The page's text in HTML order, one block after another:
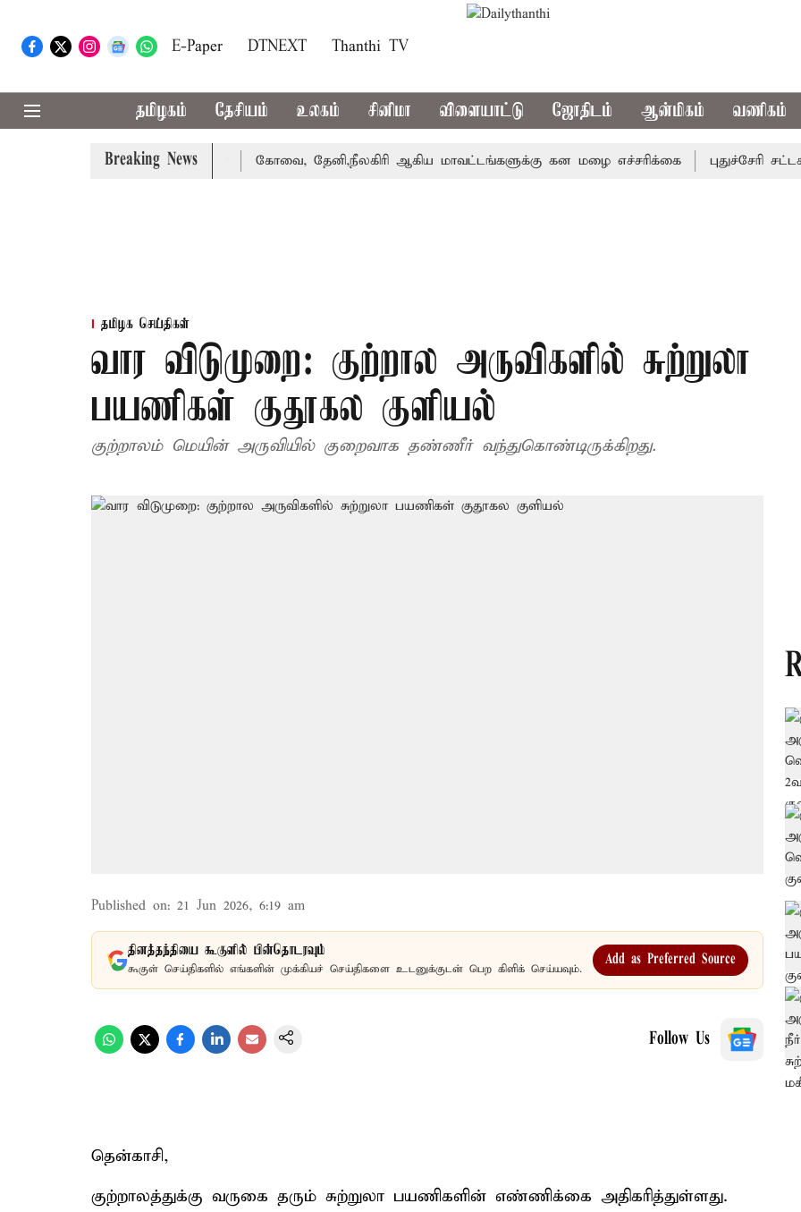
E-Paper DTNEXT Thanthi TV
தமிழகம் தேசியம் உலகம் சினிமா விளையாட்டு ஜோதிடம் ஆன்மிகம் வணிகம்
Breaking News
வழக்கை வாபஸ் பெற்றார் சங்கீதா கோவை, தேனி,நீலகிரி ஆகிய மாவட்டங்களுக்கு கன மழை எச்சரிக்கை புதுச்சேரி
தமிழக செய்திகள்
வார விடுமுறை: குற்றால அருவிகளில் சுற்றுலா
பயணிகள் குதூகல குளியல்
குற்றாலம் மெயின் அருவியில் குறைவாக தண்ணீர் வந்துகொண்டிருக்கிறது.
Published on: 21 Jun 2026, 6:19 am
தினத்தந்தியை கூகுளில் பின்தொடரவும்
கூகுள் செய்திகளில் எங்களின் முக்கியச் செய்திகளை உடனுக்குடன் பெற கிளிக் செய்யவும்.
Add as Preferred Source
Follow Us
தென்காசி,
குற்றாலத்துக்கு வருகை தரும் சுற்றுலா பயணிகளின் எண்ணிக்கை அதிகரித்துள்ளது.